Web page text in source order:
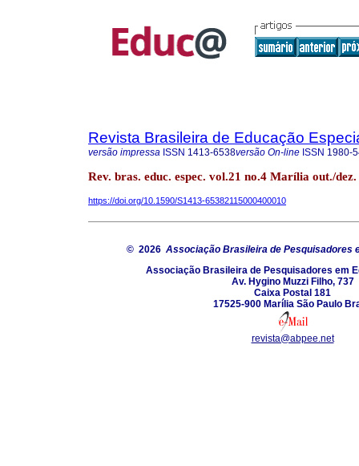
Revista Brasileira de Educação
versão impressa ISSN 1413-6538versão On-line ISSN 1980-
Rev. bras. educ. espec. vol.21 no.4 Marília out./dez.
https://doi.org/10.1590/S1413-65382115000400010
© 2026 Associação Brasileira de Pesquisadores
Associação Brasileira de Pesquisadores em
Av. Hygino Muzzi Filho, 737
Caixa Postal 181
17525-900 Marília São Paulo
revista@abpee.net